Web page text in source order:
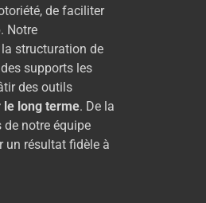
de faciliter
Notre
structuration de
supports les
des outils
le long terme. De la
notre équipe
un résultat fidèle à